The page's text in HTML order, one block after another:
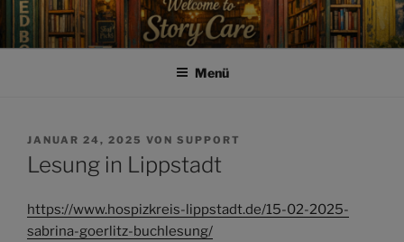
Zum
Inhalt
springen
Menü
VERÖFFENTLICHT
AM
JANUAR 24, 2025 VON SUPPORT
Lesung in Lippstadt
https://www.hospizkreis-lippstadt.de/15-02-2025-
sabrina-goerlitz-buchlesung/